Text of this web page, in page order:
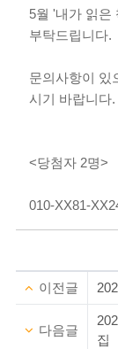
5월 '내가 읽은
부탁드립니다.
문의사항이 있
시기 바랍니다.
<당첨자 2명>
010-XX81-
이전글
다음글
집